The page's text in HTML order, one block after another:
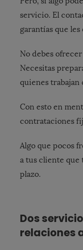
servicio. El
garantías que
No debes
Necesitas
quienes trabajan
Con esto en
contrataciones
Algo que pocos
a tus cliente que
plazo.
Dos
relaciones